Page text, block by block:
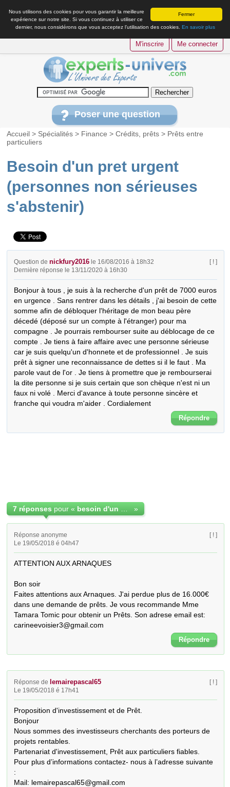
Fermer
Nous utilisons des cookies pour vous garantir la meilleure
expérience sur notre site. Si vous continuez à utiliser ce
dernier, nous considérons que vous acceptez l’utilisation des cookies. En savoir plus
M'inscrire Me connecter
Poser une question
Accueil > Spécialités > Finance >Crédits, prêts > Prêts entre
particuliers
Besoin d'un pret urgent
(personnes non sérieuses
s'abstenir)
Question denickfury2016 le 16/08/2016 à 18h32
Dernière réponse le 13/11/2020 à 16h30
[ ! ]
Bonjour à tous , je suis à la recherche d'un prêt de 7000 euros
en urgence . Sans rentrer dans les détails , j'ai besoin de cette
somme afin de débloquer l'héritage de mon beau père
décedé (déposé sur un compte à l'étranger) pour ma
compagne . Je pourrais rembourser suite au déblocage de ce
compte . Je tiens à faire affaire avec une personne sérieuse
car je suis quelqu'un d'honnete et de professionnel . Je suis
prêt à signer une reconnaissance de dettes si il le faut . Ma
parole vaut de l'or . Je tiens à promettre que je rembourserai
la dite personne si je suis certain que son chèque n'est ni un
faux ni volé . Merci d'avance à toute personne sincère et
franche qui voudra m'aider . Cordialement
Répondre
7 réponses pour « »
Réponse anonyme
Le 19/05/2018 é 04h47
[ ! ]
ATTENTION AUX ARNAQUES
Bon soir
Faites attentions aux Arnaques. J'ai perdue plus de 16.000€
dans une demande de prêts. Je vous recommande Mme
Tamara Tomic pour obtenir un Prêts. Son adrese email est:
carineevoisier3@gmail.com
Répondre
Réponse de lemairepascal65
Le 19/05/2018 é 17h41
[ ! ]
Proposition d'investissement et de Prêt.
Bonjour
Nous sommes des investisseurs cherchants des porteurs de
projets rentables.
Partenariat d'investissement, Prêt aux particuliers fiables.
Pour plus d’informations contactez- nous à l’adresse suivante
:
Mail: lemairepascal65@gmail.com